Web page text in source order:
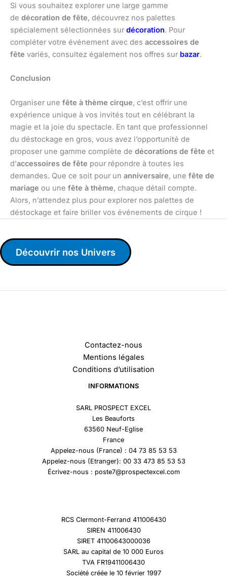
Si vous souhaitez explorer une large gamme
de décoration de fête, découvrez nos palettes
spécialement sélectionnées sur décoration. Pour
compléter votre événement avec des accessoires de
fête variés, consultez également nos offres sur bazar.
Conclusion
Organiser une fête à thème cirque, c’est offrir une
expérience unique à vos invités tout en célébrant la
magie et la joie du spectacle. En tant que professionnel
du déstockage en gros, vous avez l’opportunité de
proposer une gamme complète de décorations de fête et
d’accessoires de fête pour répondre à toutes les
demandes. Que ce soit pour un anniversaire, une fête de
mariage ou une fête à thème, chaque détail compte.
Alors, n’attendez plus pour explorer nos palettes de
déstockage et faire briller vos événements de cirque !
Découvrir nos Univers
Contactez-nous
Mentions légales
Conditions d’utilisation
INFORMATIONS
SARL PROSPECT EXCEL
Les Beauforts
63560 Neuf-Eglise
France
Appelez-nous (France) : 04 73 85 53 53
Appelez-nous (Etranger): 00 33 473 85 53 53
Écrivez-nous : poste7@prospectexcel.com
RCS Clermont-Ferrand 411006430
SIREN 411006430
SIRET 41100643000036
SARL au capital de 10 000 Euros
TVA FR19411006430
Société créée le 10 février 1997